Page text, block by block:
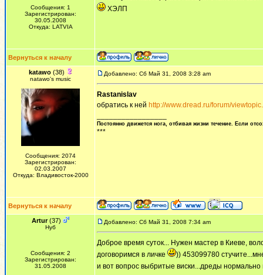
Сообщения: 1
Зарегистрирован:
30.05.2008
Откуда: LATVIA
ХЭЛП
Вернуться к началу
katawo(38)
natawo's music
Сообщения: 2074
Зарегистрирован:
02.03.2007
Откуда: Владивосток-2000
Добавлено: Сб Май 31, 2008 3:28 am
Rastanislav
обратись к ней http://www.dread.ru/forum/
Постоянно движется нога, отбивая жизни течение. Если
***
Вернуться к началу
Artur(37)
Нуб
Сообщения: 2
Зарегистрирован:
31.05.2008
Добавлено: Сб Май 31, 2008 7:34 am
Доброе время суток... Нужен мастер в Киеве,
договоримся в личке
)) 453099780
и вот вопрос выбритые виски...дреды нормально